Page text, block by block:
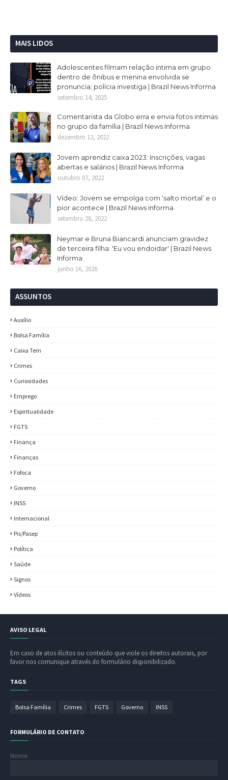
MAIS LIDOS
Adolescentes filmam relação intima em grupo
dentro de ônibus e menina envolvida se
pronuncia; polícia investiga | Brazil News Informa
setembro 14, 2025
Comentarista da Globo erra e envia fotos intimas
no grupo da família | Brazil News Informa
dezembro 12, 2022
Jovem aprendiz caixa 2023: Inscrições, vagas
abertas e salários | Brazil News Informa
outubro 07, 2022
Vídeo: Jovem se empolga com ‘salto mortal’ e o
pior acontece | Brazil News Informa
setembro 28, 2022
Neymar e Bruna Biancardi anunciam gravidez
de terceira filha: 'Eu vou endoidar' | Brazil News
Informa
junho 16, 2026
ASSUNTOS
Auxílio
Bolsa Família
Caixa Tem
Crimes
Curiosidades
Emprego
Espiritualidade
FGTS
Finança
Finanças
Fofoca
Governo
INSS
Internacional
Pis/Pasep
Política
Saúde
Signos
Vídeos
AVISO LEGAL
Em caso de atos ilícitos ou conteúdo que viole os direitos autorais, por
favor nos comunique através do formulário disponibilizado.
TAGS
Bolsa Família Crimes FGTS Governo INSS
FORMULÁRIO DE CONTATO
Nome